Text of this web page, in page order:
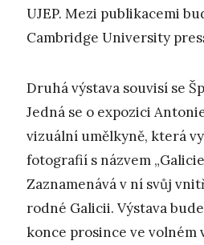
UJEP. Mezi publikacemi
Cambridge University
Druhá výstava souvisí se
Jedná se o expozici
vizuální umělkyně, která
fotografií s názvem
Zaznamenává v ní svůj
rodné Galicii. Výstava
konce prosince ve volném